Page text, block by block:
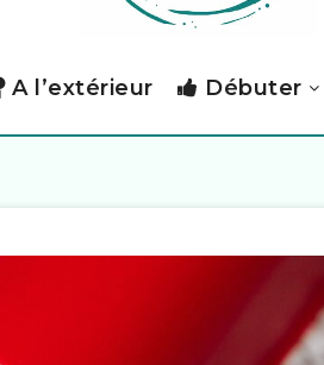
A l’extérieur Débuter